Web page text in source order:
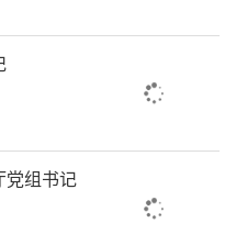
、开发区等高能级开
范区“四个中心”建
港，开行31条国际
和“一带一路”沿线2
行中欧班列3200多
综合服务基地，聚
党组书记